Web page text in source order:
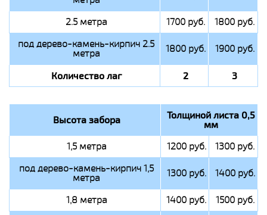
2.5 метра 1700 руб.
1800 руб.
под дерево-камень-кирпич 2.5
метра 1800 руб. 1900 руб.
Количество лаг 2 3
Высота забора Толщиной листа 0,5
мм
1,5 метра 1200 руб.
1300 руб.
под дерево-камень-кирпич 1,5
метра 1300 руб. 1400 руб.
1,8 метра 1400 руб.
1500 руб.